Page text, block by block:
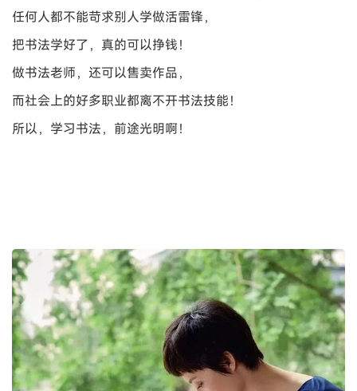
任何人都不能苛求别人学做活雷锋，
把书法学好了，真的可以挣钱！
做书法老师，还可以售卖作品，
而社会上的好多职业都离不开书法技能！
所以，学习书法，前途光明啊！